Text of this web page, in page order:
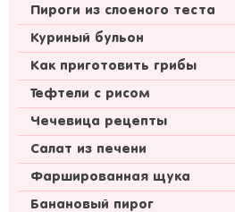
Пироги из слоеного теста
Куриный бульон
Как приготовить грибы
Тефтели с рисом
Чечевица рецепты
Салат из печени
Фаршированная щука
Банановый пирог